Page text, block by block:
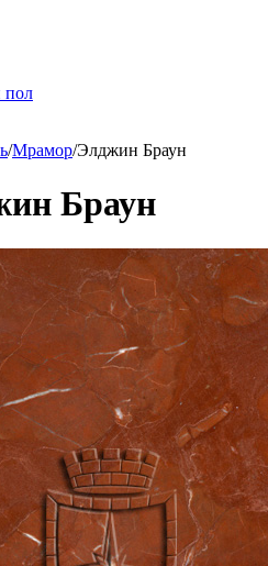
пол
/Мрамор/Элджин Браун
Браун